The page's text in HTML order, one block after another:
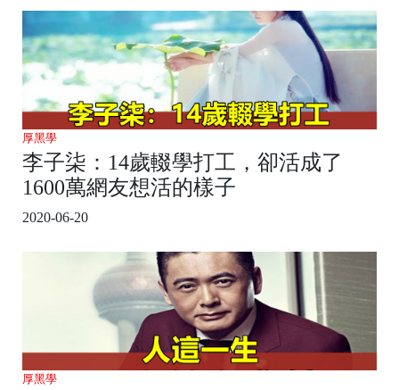
厚黑學
李子柒：14歲輟學打工，卻活成了
1600萬網友想活的樣子
2020-06-20
厚黑學